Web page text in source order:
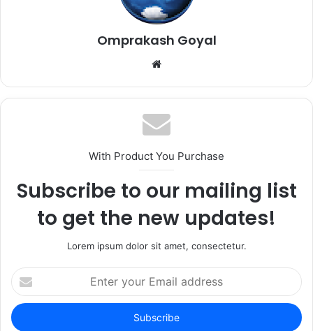
Omprakash Goyal
Website
With Product You Purchase
Subscribe to our mailing list
to get the new updates!
Lorem ipsum dolor sit amet, consectetur.
Enter
your
Email
address